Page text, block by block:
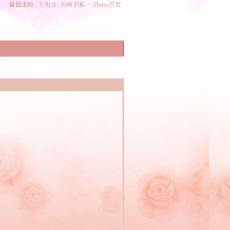
返回主站 无图版 风格切换 Home首页